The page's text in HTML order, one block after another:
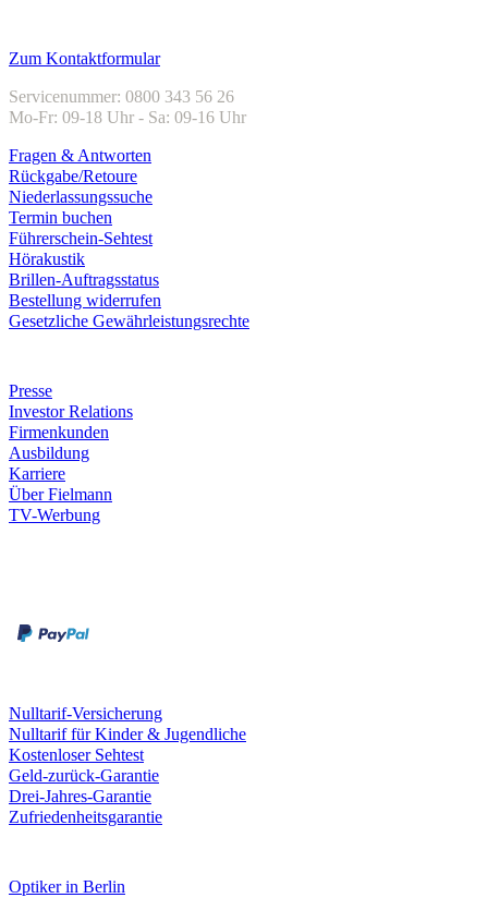
Zum Kontaktformular
Servicenummer: 0800 343 56 26
Mo-Fr: 09-18 Uhr - Sa: 09-16 Uhr
Fragen & Antworten
Rückgabe/Retoure
Niederlassungssuche
Termin buchen
Führerschein-Sehtest
Hörakustik
Brillen-Auftragsstatus
Bestellung widerrufen
Gesetzliche Gewährleistungsrechte
Presse
Investor Relations
Firmenkunden
Ausbildung
Karriere
Über Fielmann
TV-Werbung
Nulltarif-Versicherung
Nulltarif für Kinder & Jugendliche
Kostenloser Sehtest
Geld-zurück-Garantie
Drei-Jahres-Garantie
Zufriedenheitsgarantie
Optiker in Berlin